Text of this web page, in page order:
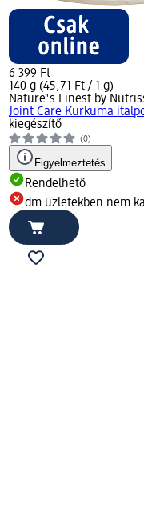
6 399 Ft
140 g (45,71 Ft / 1 g)
Nature's Finest by
Joint Care Kurkuma
kiegészítő
(0)
Figyelmeztetés
Rendelhető
dm üzletekben nem